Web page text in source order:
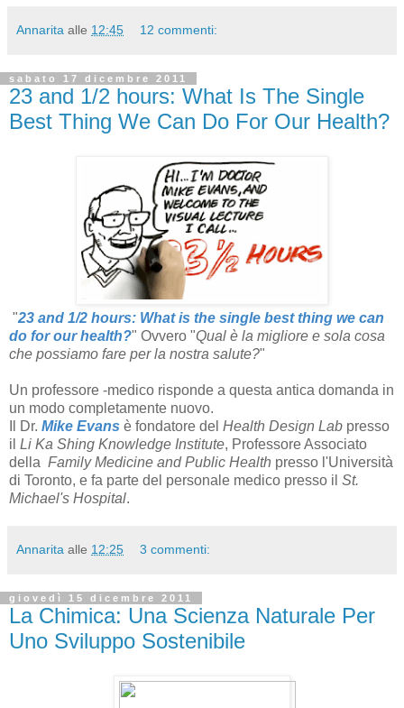
Annarita alle 12:45 12 commenti:
sabato 17 dicembre 2011
23 and 1/2 hours: What Is The Single
Best Thing We Can Do For Our Health?
"23 and 1/2 hours: What is the single best thing we can
do for our health?" Ovvero "Qual è la migliore e sola cosa
che possiamo fare per la nostra salute?"
Un professore -medico risponde a questa antica domanda in
un modo completamente nuovo.
Il Dr. Mike Evans è fondatore del Health Design Lab presso
il Li Ka Shing Knowledge Institute, Professore Associato
della Family Medicine and Public Health presso l'Università
di Toronto, e fa parte del personale medico presso il St.
Michael's Hospital.
Annarita alle 12:25 3 commenti:
giovedì 15 dicembre 2011
La Chimica: Una Scienza Naturale Per
Uno Sviluppo Sostenibile